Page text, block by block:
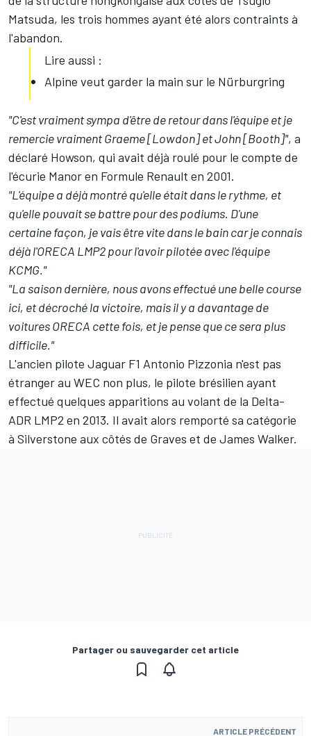
Matsuda, les trois hommes ayant été alors contraints à
l'abandon.
Lire aussi :
Alpine veut garder la main sur le Nürburgring
"C'est vraiment sympa d'être de retour dans l'équipe et je
remercie vraiment Graeme [Lowdon] et John [Booth]", a
déclaré Howson, qui avait déjà roulé pour le compte de
l'écurie Manor en Formule Renault en 2001.
"L'équipe a déjà montré qu'elle était dans le rythme, et
qu'elle pouvait se battre pour des podiums. D'une
certaine façon, je vais être vite dans le bain car je connais
déjà l'ORECA LMP2 pour l'avoir pilotée avec l'équipe
KCMG."
"La saison dernière, nous avons effectué une belle course
ici, et décroché la victoire, mais il y a davantage de
voitures ORECA cette fois, et je pense que ce sera plus
difficile."
L'ancien pilote Jaguar F1 Antonio Pizzonia n'est pas
étranger au WEC non plus, le pilote brésilien ayant
effectué quelques apparitions au volant de la Delta-
ADR LMP2 en 2013. Il avait alors remporté sa catégorie
à Silverstone aux côtés de Graves et de James Walker.
Partager ou sauvegarder cet article
ARTICLE PRÉCÉDENT